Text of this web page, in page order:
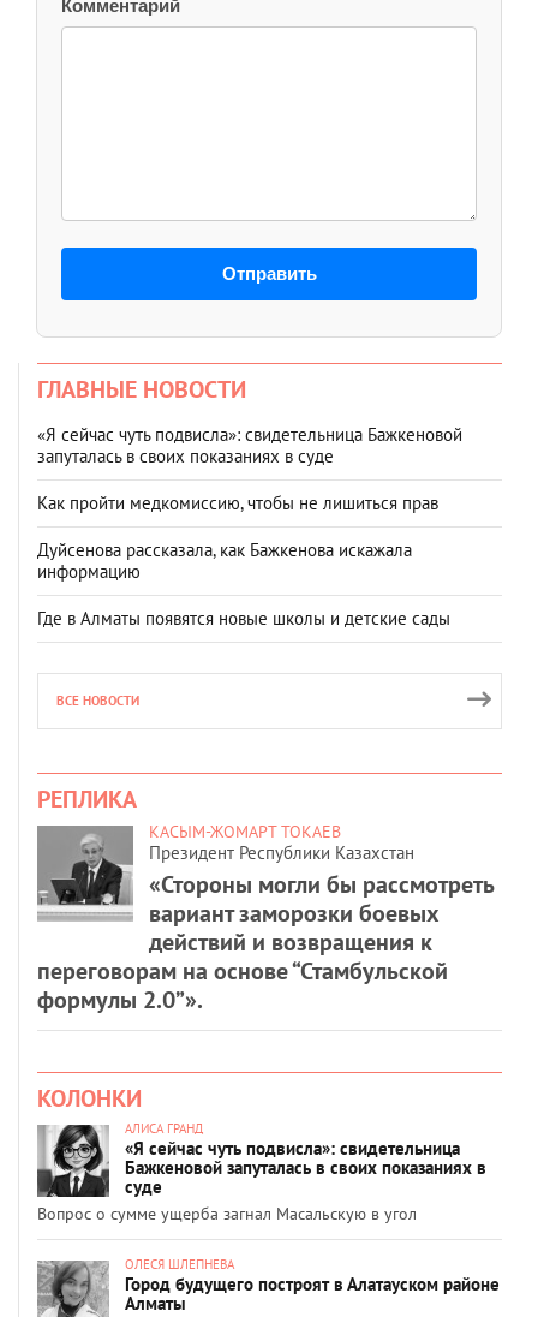
Комментарий
Отправить
ГЛАВНЫЕ НОВОСТИ
«Я сейчас чуть подвисла»: свидетельница Бажкеновой
запуталась в своих показаниях в суде
Как пройти медкомиссию, чтобы не лишиться прав
Дуйсенова рассказала, как Бажкенова искажала
информацию
Где в Алматы появятся новые школы и детские сады
ВСЕ НОВОСТИ
РЕПЛИКА
КАСЫМ-ЖОМАРТ ТОКАЕВ
Президент Республики Казахстан
«Стороны могли бы рассмотреть
вариант заморозки боевых
действий и возвращения к
переговорам на основе “Стамбульской
формулы 2.0”».
КОЛОНКИ
АЛИСА ГРАНД
«Я сейчас чуть подвисла»: свидетельница
Бажкеновой запуталась в своих показаниях в
суде
Вопрос о сумме ущерба загнал Масальскую в угол
ОЛЕСЯ ШЛЕПНЕВА
Город будущего построят в Алатауском районе
Алматы